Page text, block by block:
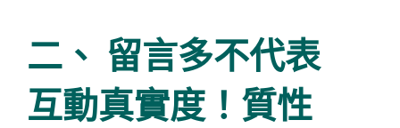
二、 留言多不代表
互動真實度！質性